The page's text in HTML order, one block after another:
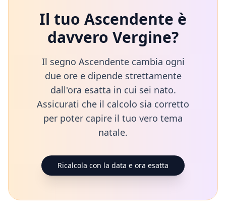
Il tuo Ascendente è
davvero Vergine?
Il segno Ascendente cambia ogni
due ore e dipende strettamente
dall'ora esatta in cui sei nato.
Assicurati che il calcolo sia corretto
per poter capire il tuo vero tema
natale.
Ricalcola con la data e ora esatta